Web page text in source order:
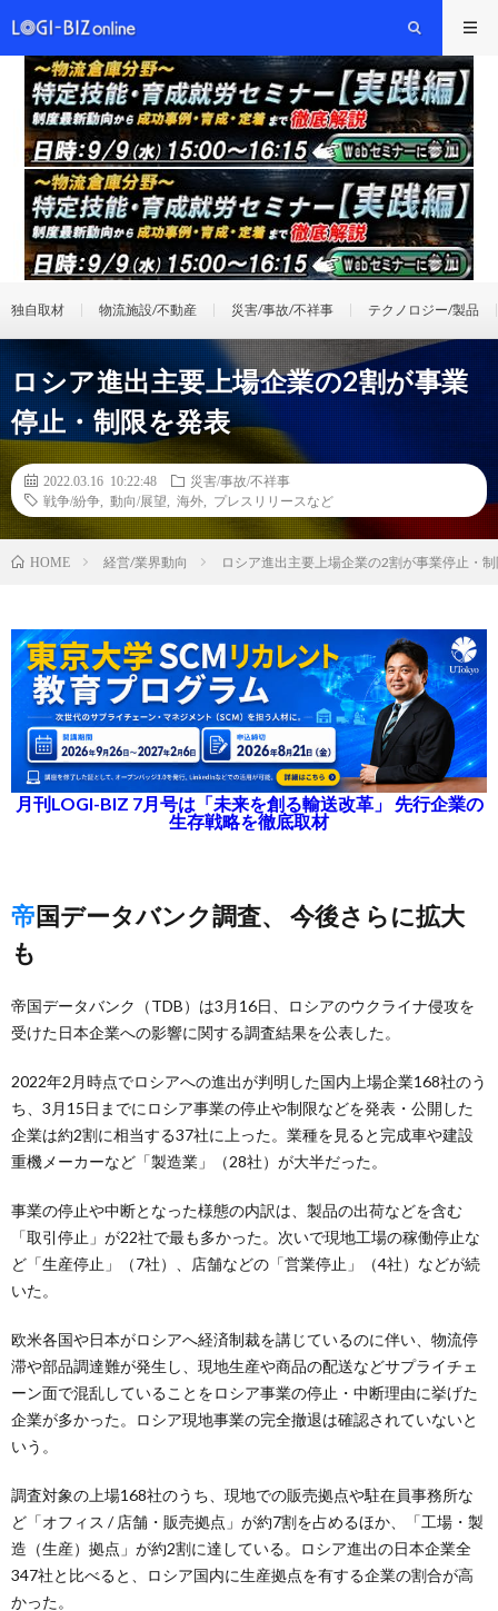
独自取材 物流施設/不動産 災害/事故/不祥事 テクノロジー/製品
ロシア進出主要上場企業の2割が事業
停止・制限を発表
2022.03.16 10:22:48
災害/事故/不祥事
戦争/紛争
動向/展望 海外 プレスリリースなど
HOME 経営/業界動向 ロシア進出主要上場企業の2割が事業停止・
月刊LOGI-BIZ 7月号は「未来を創る輸送改革」 先行企業の
生存戦略を徹底取材
帝国データバンク調査、 今後さらに拡大
も
帝国データバンク（TDB）は3月16日、ロシアのウクライナ侵攻を
受けた日本企業への影響に関する調査結果を公表した。
2022年2月時点でロシアへの進出が判明した国内上場企業168社のう
ち、3月15日までにロシア事業の停止や制限などを発表・公開した
企業は約2割に相当する37社に上った。業種を見ると完成車や建設
重機メーカーなど「製造業」（28社）が大半だった。
事業の停止や中断となった様態の内訳は、製品の出荷などを含む
「取引停止」が22社で最も多かった。次いで現地工場の稼働停止な
ど「生産停止」（7社）、店舗などの「営業停止」（4社）などが続
いた。
欧米各国や日本がロシアへ経済制裁を講じているのに伴い、物流停
滞や部品調達難が発生し、現地生産や商品の配送などサプライチェ
ーン面で混乱していることをロシア事業の停止・中断理由に挙げた
企業が多かった。ロシア現地事業の完全撤退は確認されていないと
いう。
調査対象の上場168社のうち、現地での販売拠点や駐在員事務所な
ど「オフィス / 店舗・販売拠点」が約7割を占めるほか、「工場・製
造（生産）拠点」が約2割に達している。ロシア進出の日本企業全
347社と比べると、ロシア国内に生産拠点を有する企業の割合が高
かった。